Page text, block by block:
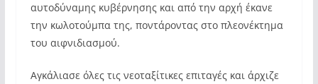
αυτοδύναμης κυβέρνησης και από την αρχή έκανε
την κωλοτούμπα της, ποντάροντας στο πλεονέκτημα
του αιφνιδιασμού.
Αγκάλιασε όλες τις νεοταξίτικες επιταγές και άρχιζε